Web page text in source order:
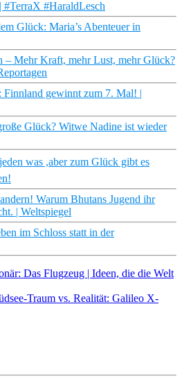
#TerraX #HaraldLesch
Glück: Maria’s Abenteuer in
– Mehr Kraft, mehr Lust, mehr Glück?
gewinnt zum 7. Mal! |
Glück? Witwe Nadine ist wieder
was ,aber zum Glück gibt es
Warum Bhutans Jugend ihr
| Weltspiegel
im Schloss statt in der
Das Flugzeug | Ideen, die die Welt
Traum vs. Realität: Galileo X-